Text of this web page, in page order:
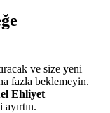
ve size yeni
fazla beklemeyin.
Ehliyet